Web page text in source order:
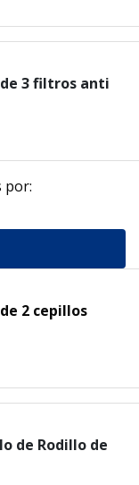
de 3 filtros anti
por:
2 cepillos
de Rodillo de